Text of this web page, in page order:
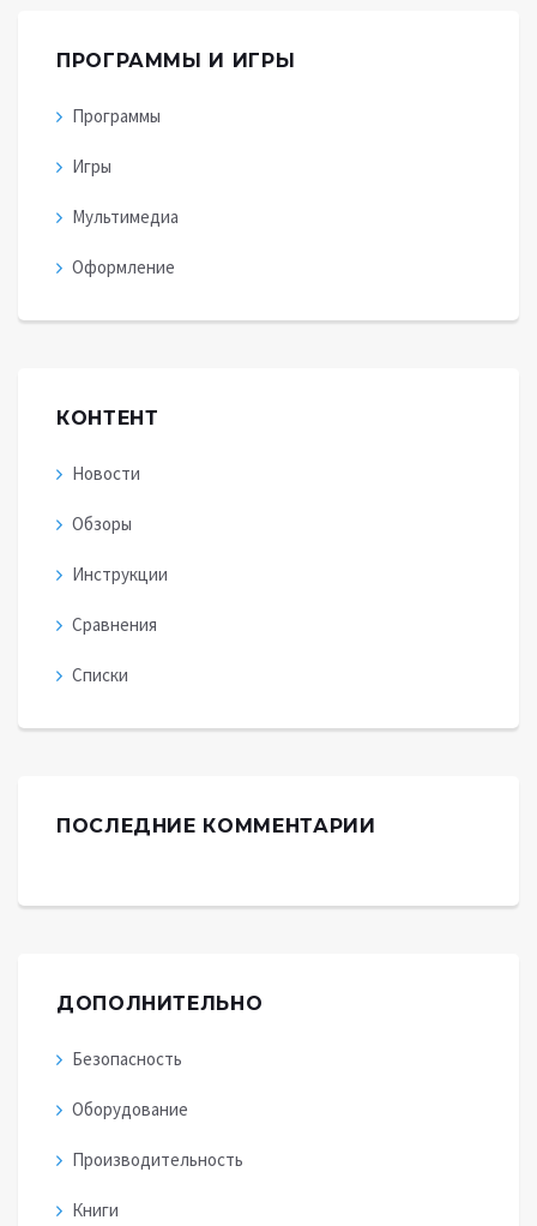
ПРОГРАММЫ И ИГРЫ
Программы
Игры
Мультимедиа
Оформление
КОНТЕНТ
Новости
Обзоры
Инструкции
Сравнения
Списки
ПОСЛЕДНИЕ КОММЕНТАРИИ
ДОПОЛНИТЕЛЬНО
Безопасность
Оборудование
Производительность
Книги